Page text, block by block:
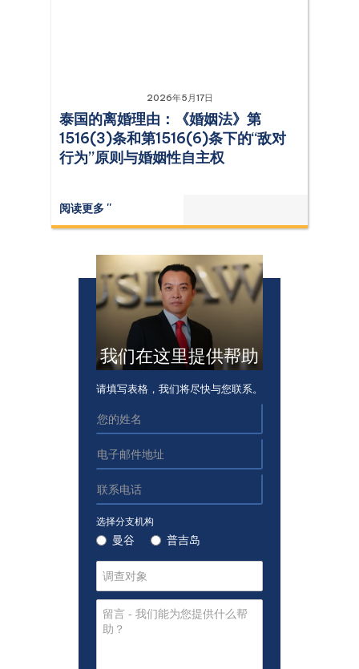
我们在这里提供帮助
请填写表格，我们将尽快与您联系。
选择分支机构
曼谷 普吉岛
2026年5月17日
泰国的离婚理由：《婚姻法》第
1516(3)条和第1516(6)条下的“敌对
行为”原则与婚姻性自主权
阅读更多 ''